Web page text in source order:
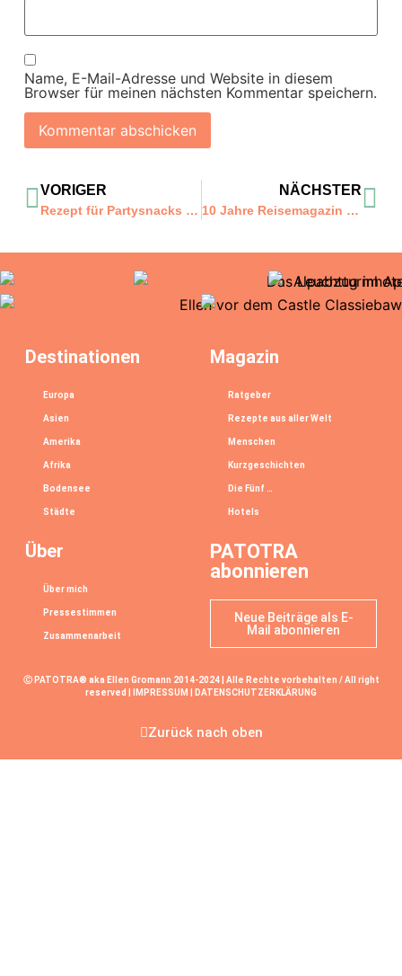
Name, E-Mail-Adresse und Website in diesem
Browser für meinen nächsten Kommentar speichern.
VORIGER
Rezept für Partysnacks (Pasapalos) aus Curaçao
NÄCHSTER
10 Jahre Reisemagazin Patotra: Gewinne 2 Übernachtungen im Doppelzimmer inkl. Frühstück für 2 Personen im Hard Rock Hotel Davos
Destinationen
Europa
Asien
Amerika
Afrika
Bodensee
Städte
Magazin
Ratgeber
Rezepte aus aller Welt
Menschen
Kurzgeschichten
Die Fünf …
Hotels
Über
Über mich
Pressestimmen
Zusammenarbeit
PATOTRA
abonnieren
Neue Beiträge als E-
Mail abonnieren
Ⓒ PATOTRA® aka Ellen Gromann 2014-2024 | Alle Rechte vorbehalten / All right
reserved |
IMPRESSUM DATENSCHUTZERKLÄRUNG
Zurück nach oben